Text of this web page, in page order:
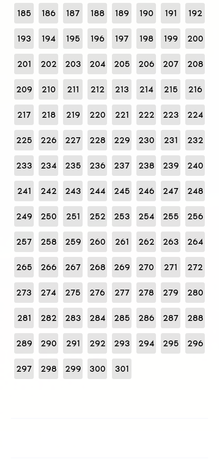
185 186 187 188 189 190 191 192
193 194 195 196 197 198 199 200
201 202 203 204 205 206 207 208
209 210 211 212 213 214 215 216
217 218 219 220 221 222 223 224
225 226 227 228 229 230 231 232
233 234 235 236 237 238 239 240
241 242 243 244 245 246 247 248
249 250 251 252 253 254 255 256
257 258 259 260 261 262 263 264
265 266 267 268 269 270 271 272
273 274 275 276 277 278 279 280
281 282 283 284 285 286 287 288
289 290 291 292 293 294 295 296
297 298 299 300 301